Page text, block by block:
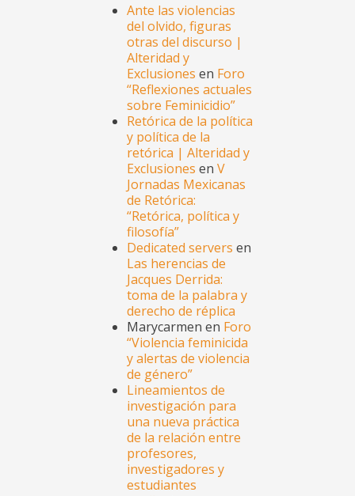
Ante las violencias
del olvido, figuras
otras del discurso |
Alteridad y
Exclusiones en Foro
“Reflexiones actuales
sobre Feminicidio”
Retórica de la política
y política de la
retórica | Alteridad y
Exclusiones en V
Jornadas Mexicanas
de Retórica:
“Retórica, política y
filosofía”
Dedicated servers en
Las herencias de
Jacques Derrida:
toma de la palabra y
derecho de réplica
Marycarmen en Foro
“Violencia feminicida
y alertas de violencia
de género”
Lineamientos de
investigación para
una nueva práctica
de la relación entre
profesores,
investigadores y
estudiantes